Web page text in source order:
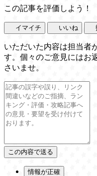
この記事を評価しよう！
イマイチ いいね
いただいた内容は担当者
す。個々のご意見にはお
さいませ。
情報が正確